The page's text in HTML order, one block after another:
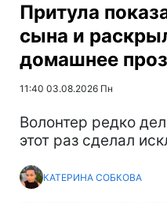
Притула
сына и
домашнее
11:40 03.08.2026 Пн
Волонтер редко
этот раз сделал
КАТЕРИНА СОБКОВА